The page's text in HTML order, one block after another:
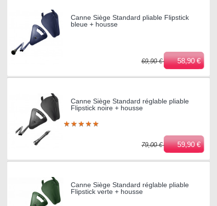
Canne Siège Standard pliable Flipstick
bleue + housse
69,90 € 58,90 €
Canne Siège Standard réglable pliable
Flipstick noire + housse
★ ★ ★ ★ ★
★ ★ ★ ★ ★
79,00 € 59,90 €
Canne Siège Standard réglable pliable
Flipstick verte + housse